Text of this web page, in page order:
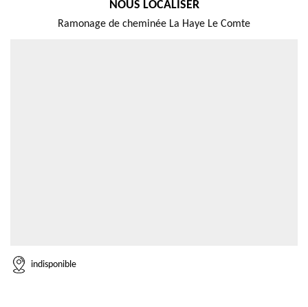
NOUS LOCALISER
Ramonage de cheminée La Haye Le Comte
indisponible